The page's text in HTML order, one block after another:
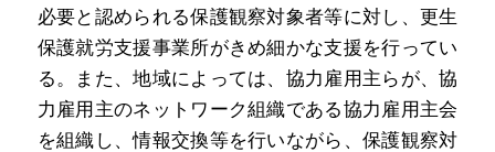
必要と認められる保護観察対象者等に対し、更生
保護就労支援事業所がきめ細かな支援を行ってい
る。また、地域によっては、協力雇用主らが、協
力雇用主のネットワーク組織である協力雇用主会
を組織し、情報交換等を行いながら、保護観察対